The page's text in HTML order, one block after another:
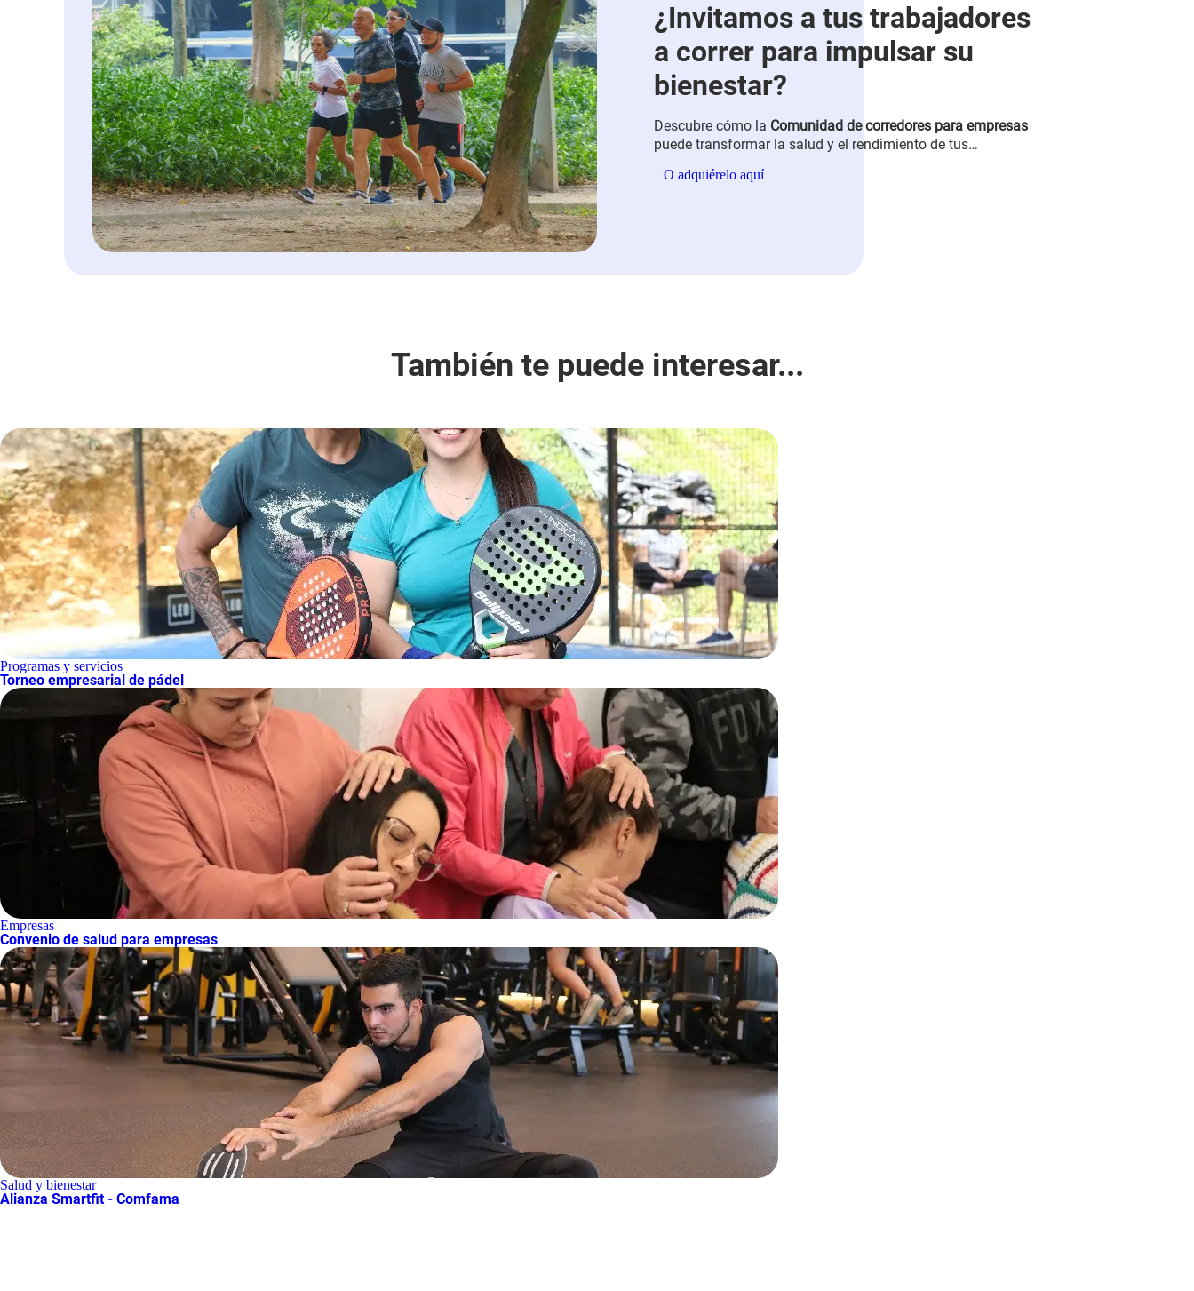
¿Invitamos a tus trabajadores
a correr para impulsar su
bienestar?
Descubre cómo la Comunidad de corredores para empresas
puede transformar la salud y el rendimiento de tus
llámanos al 604 3607080 para más información.
O adquiérelo aquí
También te puede interesar...
Programas y servicios
Torneo empresarial de pádel
Empresas
Convenio de salud para empresas
Salud y bienestar
Alianza Smartfit - Comfama